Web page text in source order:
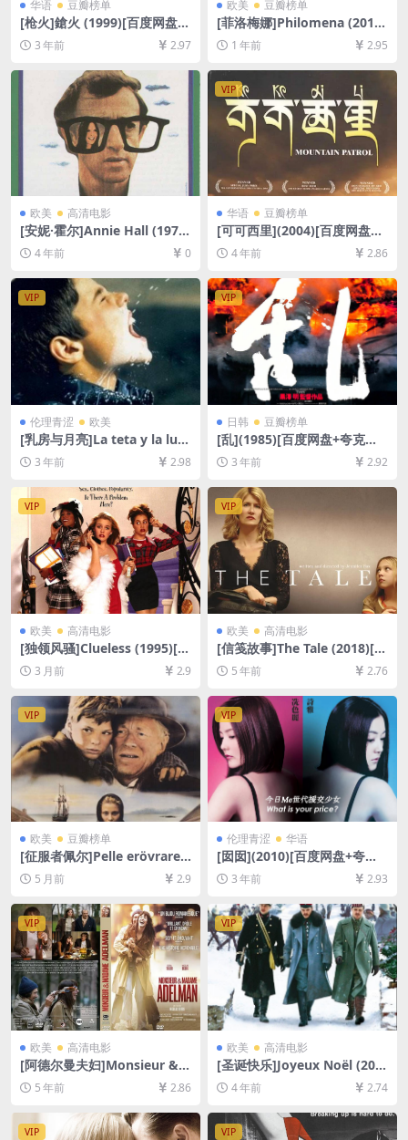
华语 豆瓣榜单
[枪火]鎗火 (1999)[百度网盘
+夸克网盘DVD9原盘高清未删
减资源][网盘在线播放/下载]
3 年前 2.97
欧美 豆瓣榜单
[菲洛梅娜]Philomena (2013)
[百度网盘+夸克网盘1080P超
清未删减资源][网盘在线播放/
1 年前 2.95
欧美 高清电影
[安妮·霍尔]Annie Hall (1977)
[百度网盘+迅雷云盘资源1080
P超清未删减][MP4/5.2GB][中
英字幕]
4 年前 0
VIP
华语 豆瓣榜单
[可可西里](2004)[百度网盘
+迅雷云盘资源1080P超清未
删减][MP4/5.6GB][中文字幕]
4 年前 2.86
VIP
伦理青涩 欧美
[乳房与月亮]La teta y la lun
a (1994)[百度网盘+迅雷云盘
资源1080P超清未删减][MP4/
5GB][中文字幕]
3 年前 2.98
VIP
日韩 豆瓣榜单
[乱](1985)[百度网盘+夸克网
盘1080P超清资源][网盘在线
播放/下载][MP4/10GB][中文
字幕]
3 年前 2.92
VIP
欧美 高清电影
[独领风骚]Clueless (1995)[百
度网盘+夸克网盘1080P超清
未删减资源][网盘在线播放/下
3 月前 2.9
VIP
欧美 高清电影
[信笺故事]The Tale (2018)[百
度网盘+迅雷云盘资源1080P
超清未删减][MP4/7.5GB][中
5 年前 2.76
VIP
欧美 豆瓣榜单
[征服者佩尔]Pelle erövraren
(1987)[百度网盘+夸克网盘10
80P超清未删减资源][网盘在
线播放/下载][MP4/10GB][中
文字幕]
5 月前 2.9
VIP
伦理青涩 华语
[囡囡](2010)[百度网盘+夸克
网盘1080P超清未删减资源]
[网盘在线播放/下载][MP4/5.
6GB][粤语中字]
3 年前 2.93
VIP
欧美 高清电影
[阿德尔曼夫妇]Monsieur &
Madame Adelman (2017)
[百度网盘+迅雷云盘资源1080
P超清未删减][MP4/7.8GB][中
法字幕]
5 年前 2.86
VIP
欧美 高清电影
[圣诞快乐]Joyeux Noël (200
5)[百度网盘+迅雷云盘资源10
80P超清未删减][MP4/7.5GB]
[中文字幕]
4 年前 2.74
VIP VIP